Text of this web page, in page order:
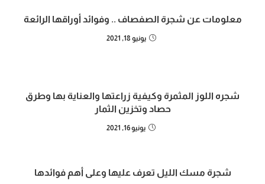
معلومات عن شجرة الصفصاف .. وفوائد أوراقها الرائعة
يونيو 18, 2021
شجره اللوز المثمرة وكيفية زراعتها والعناية بها وطرق
حصاد وتخزين الثمار
يونيو 16, 2021
شجرة مسك الليل تعرف عليها وعلى أهم فوائدها